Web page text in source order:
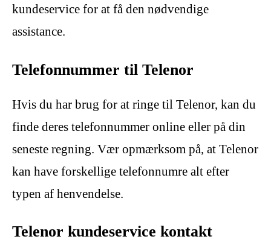
kundeservice for at få den nødvendige
assistance.
Telefonnummer til Telenor
Hvis du har brug for at ringe til Telenor, kan du
finde deres telefonnummer online eller på din
seneste regning. Vær opmærksom på, at Telenor
kan have forskellige telefonnumre alt efter
typen af henvendelse.
Telenor kundeservice kontakt